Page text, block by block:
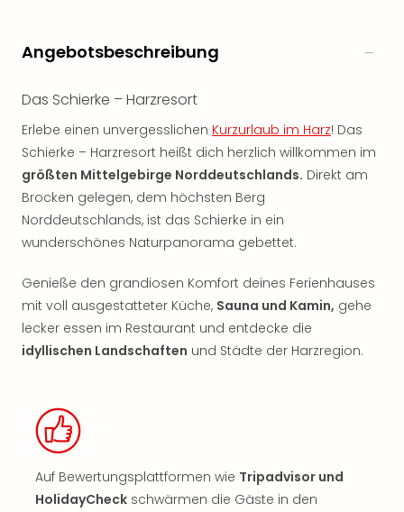
Angebotsbeschreibung
Das Schierke – Harzresort
Erlebe einen unvergesslichen Kurzurlaub im Harz! Das
Schierke – Harzresort heißt dich herzlich willkommen im
größten Mittelgebirge Norddeutschlands. Direkt am
Brocken gelegen, dem höchsten Berg
Norddeutschlands, ist das Schierke in ein
wunderschönes Naturpanorama gebettet.
Genieße den grandiosen Komfort deines Ferienhauses
mit voll ausgestatteter Küche, Sauna und Kamin, gehe
lecker essen im Restaurant und entdecke die
idyllischen Landschaften und Städte der Harzregion.
Auf Bewertungsplattformen wie Tripadvisor und
HolidayCheck schwärmen die Gäste in den